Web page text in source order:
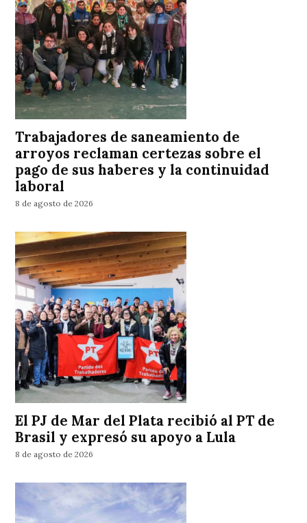
Trabajadores de saneamiento de
arroyos reclaman certezas sobre el
pago de sus haberes y la continuidad
laboral
8 de agosto de 2026
El PJ de Mar del Plata recibió al PT de
Brasil y expresó su apoyo a Lula
8 de agosto de 2026